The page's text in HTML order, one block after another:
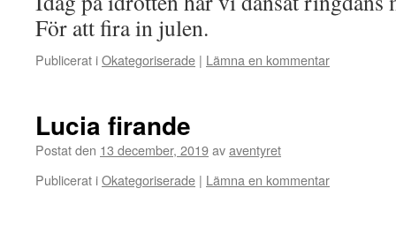
För att fira in julen.
Publicerat iOkategoriserade | Lämna en kommentar
Lucia firande
Postat den 13 december, 2019avaventyret
Publicerat iOkategoriserade | Lämna en kommentar